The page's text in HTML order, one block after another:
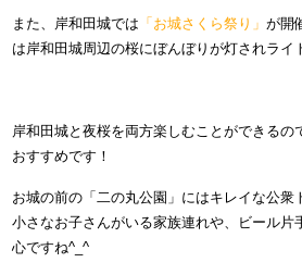
また、岸和田城では 「お城さくら祭り」が開
は岸和田城周辺の桜にぼんぼりが灯されライ
岸和田城と夜桜を両方楽しむことができるの
おすすめです！
お城の前の「二の丸公園」にはキレイな公衆
小さなお子さんがいる家族連れや、ビール片
心ですね^_^